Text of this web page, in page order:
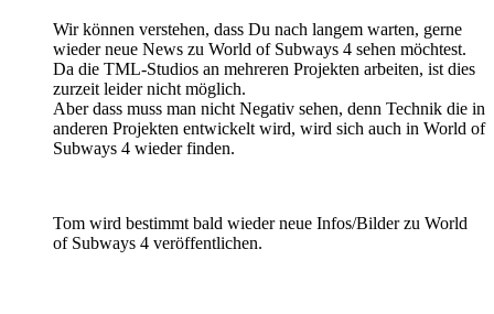
Wir können verstehen, dass Du nach langem warten, gerne
wieder neue News zu World of Subways 4 sehen möchtest.
Da die TML-Studios an mehreren Projekten arbeiten, ist dies
zurzeit leider nicht möglich.
Aber dass muss man nicht Negativ sehen, denn Technik die in
anderen Projekten entwickelt wird, wird sich auch in World of
Subways 4 wieder finden.
Tom wird bestimmt bald wieder neue Infos/Bilder zu World
of Subways 4 veröffentlichen.